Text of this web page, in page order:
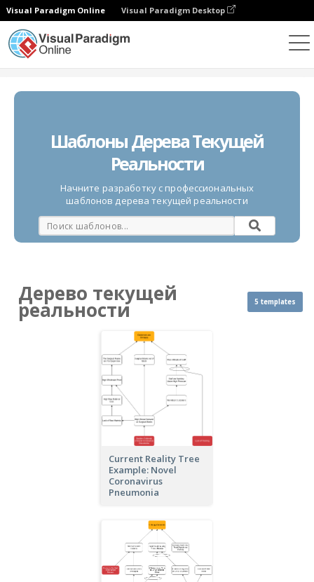
Visual Paradigm Online Visual Paradigm Desktop
Шаблоны Дерева Текущей
Реальности
Начните разработку с профессиональных
шаблонов дерева текущей реальности
Дерево текущей
реальности 5 templates
Current Reality Tree
Example: Novel
Coronavirus
Pneumonia